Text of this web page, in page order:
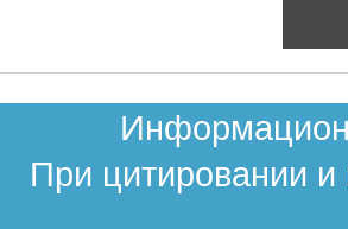
При цитировании